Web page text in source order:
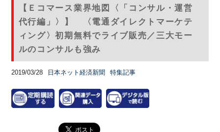
【Ｅコマース業界地図〈「コンサル・運営
代行編」〉】 〈電通ダイレクトマーケテ
ィング〉初期無料でライブ販売／三大モー
ルのコンサルも強み
2019/03/28 日本ネット経済新聞 特集記事